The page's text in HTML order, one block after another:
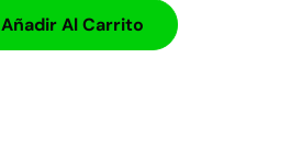
Añadir Al Carrito